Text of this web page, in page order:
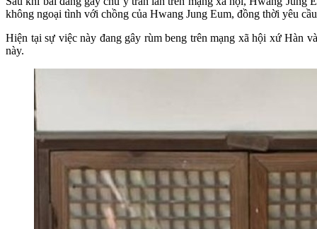
không ngoại tình với chồng của Hwang Jung Eum, đồng thời yêu
Hiện tại sự việc này đang gây rùm beng trên mạng xã hội xứ Hàn
này.